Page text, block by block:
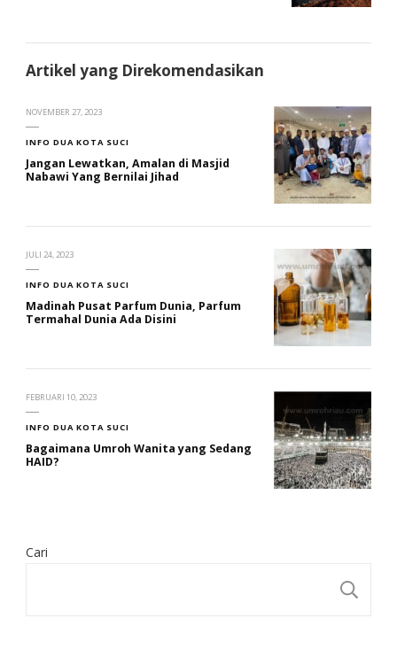
Artikel yang Direkomendasikan
NOVEMBER 27, 2023
INFO DUA KOTA SUCI
Jangan Lewatkan, Amalan di Masjid
Nabawi Yang Bernilai Jihad
JULI 24, 2023
INFO DUA KOTA SUCI
Madinah Pusat Parfum Dunia, Parfum
Termahal Dunia Ada Disini
FEBRUARI 10, 2023
INFO DUA KOTA SUCI
Bagaimana Umroh Wanita yang Sedang
HAID?
Cari